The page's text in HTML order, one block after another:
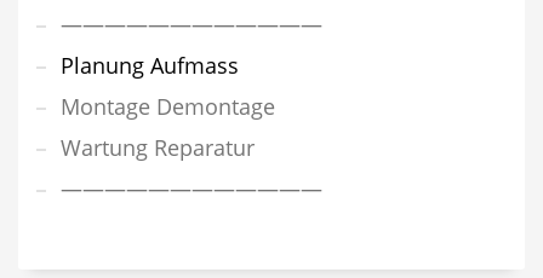
————————————
Planung Aufmass
Montage Demontage
Wartung Reparatur
————————————